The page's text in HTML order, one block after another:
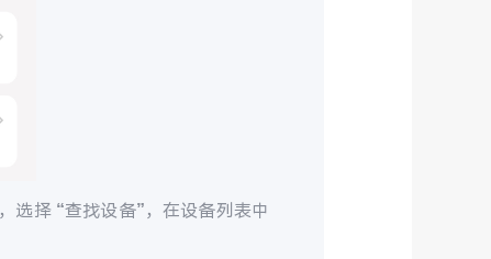
，选择 “查找设备”，在设备列表中